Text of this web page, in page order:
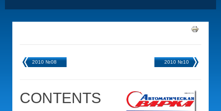
2010 №08 2010 №10
CONTENTS